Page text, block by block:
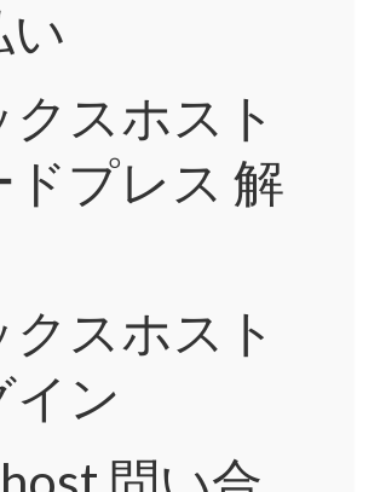
い
クスホスト
ドプレス 解
クスホスト
イン